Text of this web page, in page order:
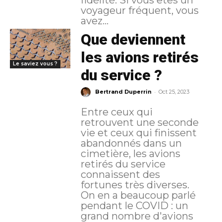
voyageur fréquent, vous
avez...
Le saviez vous ?
Que deviennent
les avions retirés
du service ?
Bertrand Duperrin - Oct 25, 2023
Entre ceux qui
retrouvent une seconde
vie et ceux qui finissent
abandonnés dans un
cimetière, les avions
retirés du service
connaissent des
fortunes très diverses.
On en a beaucoup parlé
pendant le COVID : un
grand nombre d'avions